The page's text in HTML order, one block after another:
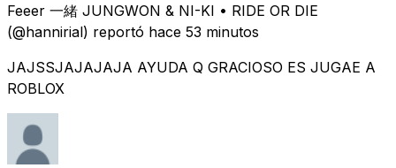
Feeer 一緒 JUNGWON & NI-KI • RIDE OR DIE
(@hannirial) reportó hace 53 minutos
JAJSSJAJAJAJA AYUDA Q GRACIOSO ES JUGAE A
ROBLOX